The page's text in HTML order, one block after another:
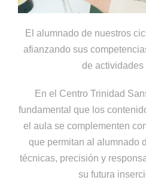
El alumnado de nuestros
afianzando sus
de actividades
En el Centro Trinidad
fundamental que los
el aula se complementen
que permitan al alumnado
técnicas, precisión y
su futura